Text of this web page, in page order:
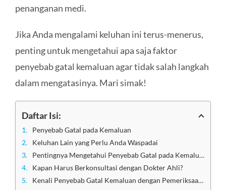
penanganan medi.
Jika Anda mengalami keluhan ini terus-menerus,
penting untuk mengetahui apa saja faktor
penyebab gatal kemaluan agar tidak salah langkah
dalam mengatasinya. Mari simak!
Daftar Isi:
Penyebab Gatal pada Kemaluan
Keluhan Lain yang Perlu Anda Waspadai
Pentingnya Mengetahui Penyebab Gatal pada Kemaluan
Kapan Harus Berkonsultasi dengan Dokter Ahli?
Kenali Penyebab Gatal Kemaluan dengan Pemeriksaan di Klinik Apollo Jakarta